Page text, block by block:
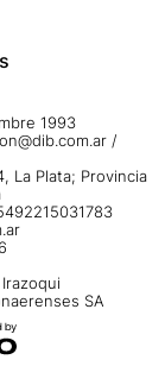
1993
/
La Plata; Provincia
SA